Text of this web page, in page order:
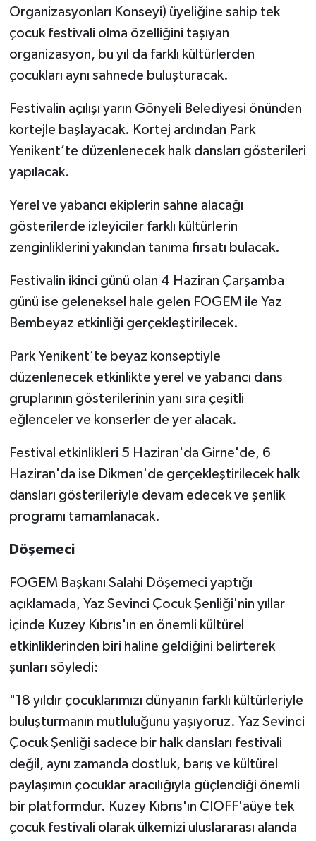
Organizasyonları Konseyi) üyeliğine sahip tek
çocuk festivali olma özelliğini taşıyan
organizasyon, bu yıl da farklı kültürlerden
çocukları aynı sahnede buluşturacak.
Festivalin açılışı yarın Gönyeli Belediyesi önünden
kortejle başlayacak. Kortej ardından Park
Yenikent’te düzenlenecek halk dansları gösterileri
yapılacak.
Yerel ve yabancı ekiplerin sahne alacağı
gösterilerde izleyiciler farklı kültürlerin
zenginliklerini yakından tanıma fırsatı bulacak.
Festivalin ikinci günü olan 4 Haziran Çarşamba
günü ise geleneksel hale gelen FOGEM ile Yaz
Bembeyaz etkinliği gerçekleştirilecek.
Park Yenikent’te beyaz konseptiyle
düzenlenecek etkinlikte yerel ve yabancı dans
gruplarının gösterilerinin yanı sıra çeşitli
eğlenceler ve konserler de yer alacak.
Festival etkinlikleri 5 Haziran'da Girne'de, 6
Haziran'da ise Dikmen'de gerçekleştirilecek halk
dansları gösterileriyle devam edecek ve şenlik
programı tamamlanacak.
Döşemeci
FOGEM Başkanı Salahi Döşemeci yaptığı
açıklamada, Yaz Sevinci Çocuk Şenliği'nin yıllar
içinde Kuzey Kıbrıs'ın en önemli kültürel
etkinliklerinden biri haline geldiğini belirterek
şunları söyledi:
"18 yıldır çocuklarımızı dünyanın farklı kültürleriyle
buluşturmanın mutluluğunu yaşıyoruz. Yaz Sevinci
Çocuk Şenliği sadece bir halk dansları festivali
değil, aynı zamanda dostluk, barış ve kültürel
paylaşımın çocuklar aracılığıyla güçlendiği önemli
bir platformdur. Kuzey Kıbrıs'ın CIOFF'aüye tek
çocuk festivali olarak ülkemizi uluslararası alanda